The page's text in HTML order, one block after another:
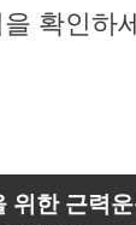
확인하
위한 근력